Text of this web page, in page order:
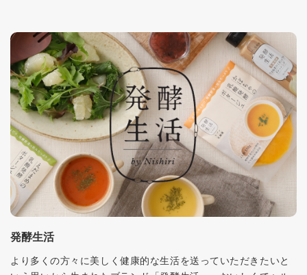
発酵生活
より多くの方々に美しく健康的な生活を送っていただきたいと